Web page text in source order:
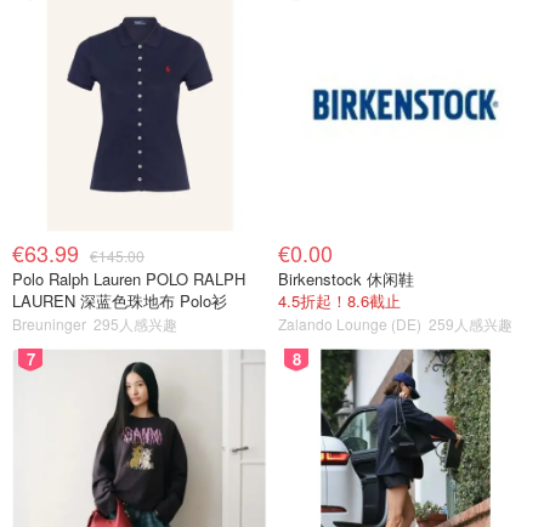
€63.99 €145.00
Polo Ralph Lauren POLO RALPH
LAUREN 深蓝色珠地布 Polo衫
Breuninger 295人感兴趣
€0.00
Birkenstock 休闲鞋
4.5折起！8.6截止
Zalando Lounge (DE) 259人感兴趣
7 8